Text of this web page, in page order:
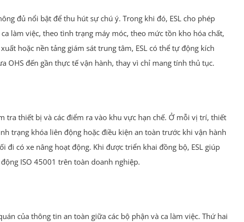
đủ nổi bật để thu hút sự chú ý. Trong khi đó, ESL cho phép
làm việc, theo tình trạng máy móc, theo mức tồn kho hóa chất,
hoặc nền tảng giám sát trung tâm, ESL có thể tự động kích
OHS đến gần thực tế vận hành, thay vì chỉ mang tính thủ tục.
tra thiết bị và các điểm ra vào khu vực hạn chế. Ở mỗi vị trí, thiết
trạng khóa liên động hoặc điều kiện an toàn trước khi vận hành
có xe nâng hoạt động. Khi được triển khai đồng bộ, ESL giúp
ISO 45001 trên toàn doanh nghiệp.
của thông tin an toàn giữa các bộ phận và ca làm việc. Thứ hai